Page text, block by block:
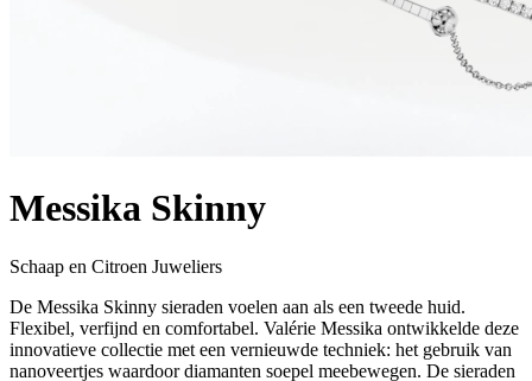
Messika Skinny
Schaap en Citroen Juweliers
De ​​Messika Skinny sieraden voelen aan als een tweede huid.
Flexibel, verfijnd en comfortabel. Valérie Messika ontwikkelde deze
innovatieve collectie met een vernieuwde techniek: het gebruik van
nanoveertjes waardoor diamanten soepel meebewegen. De sieraden